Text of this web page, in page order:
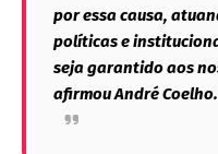
por essa causa,
políticas e
seja garantido aos
afirmou André Coelho.